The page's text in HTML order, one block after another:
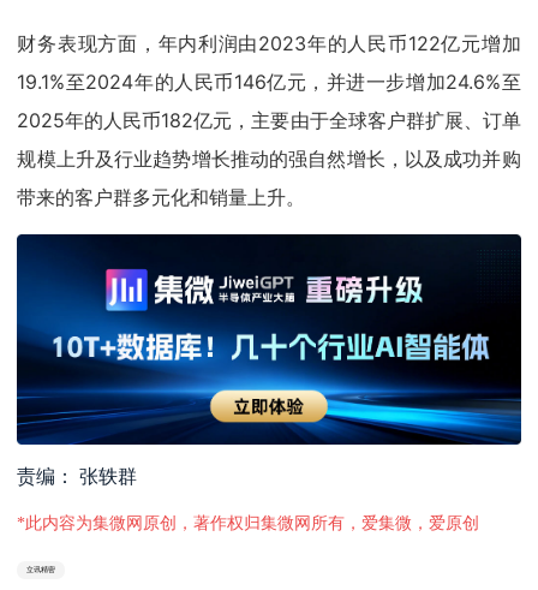
财务表现方面，年内利润由2023年的人民币122亿元增加
19.1%至2024年的人民币146亿元，并进一步增加24.6%至
2025年的人民币182亿元，主要由于全球客户群扩展、订单
规模上升及行业趋势增长推动的强自然增长，以及成功并购
带来的客户群多元化和销量上升。
责编： 张轶群
*此内容为集微网原创，著作权归集微网所有，爱集微，爱原创
立讯精密